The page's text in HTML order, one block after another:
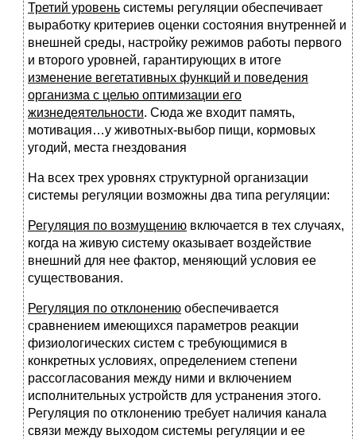
Третий уровень системы регуляции обеспечивает
выработку критериев оценки состояния внутренней и
внешней среды, настройку режимов работы первого
и второго уровней, гарантирующих в итоге
изменение вегетативных функций и поведения
организма с целью оптимизации его
жизнедеятельности. Сюда же входит память,
мотивация…у животных-выбор пищи, кормовых
угодий, места гнездования
На всех трех уровнях структурной организации
системы регуляции возможны два типа регуляции:
Регуляция по возмущению включается в тех случаях,
когда на живую систему оказывает воздействие
внешний для нее фактор, меняющий условия ее
существования.
Регуляция по отклонению обеспечивается
сравнением имеющихся параметров реакции
физиологических систем с требующимися в
конкретных условиях, определением степени
рассогласования между ними и включением
исполнительных устройств для устранения этого.
Регуляция по отклонению требует наличия канала
связи между выходом системы регуляции и ее